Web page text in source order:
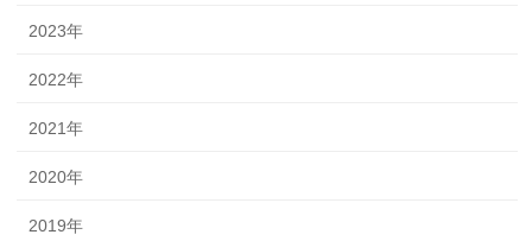
2023年
2022年
2021年
2020年
2019年